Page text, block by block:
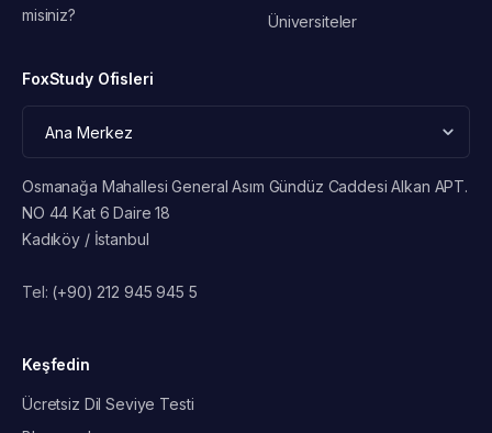
misiniz?
Üniversiteler
FoxStudy Ofisleri
Osmanağa Mahallesi General Asım Gündüz Caddesi Alkan APT.
NO 44 Kat 6 Daire 18
Kadıköy / İstanbul
Tel: (+90) 212 945 945 5
Keşfedin
Ücretsiz Dil Seviye Testi